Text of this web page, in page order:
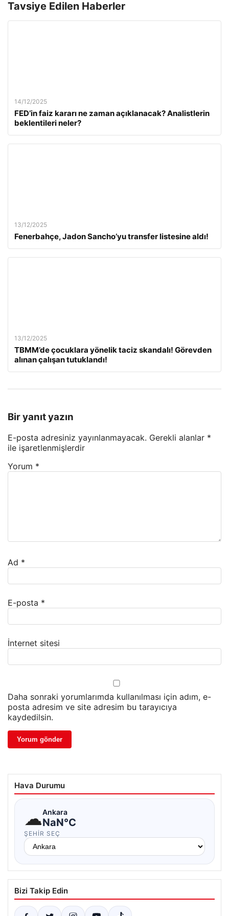
Tavsiye Edilen Haberler
14/12/2025
FED’in faiz kararı ne zaman açıklanacak? Analistlerin
beklentileri neler?
13/12/2025
Fenerbahçe, Jadon Sancho’yu transfer listesine aldı!
13/12/2025
TBMM’de çocuklara yönelik taciz skandalı! Görevden
alınan çalışan tutuklandı!
Bir yanıt yazın
E-posta adresiniz yayınlanmayacak. Gerekli alanlar *
ile işaretlenmişlerdir
Yorum *
Ad *
E-posta *
İnternet sitesi
Daha sonraki yorumlarımda kullanılması için adım, e-
posta adresim ve site adresim bu tarayıcıya
kaydedilsin.
Hava Durumu
☁Ankara
NaN°C
ŞEHIR SEÇ
Bizi Takip Edin